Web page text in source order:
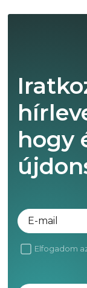
hogy
E-mail
Elfogadom